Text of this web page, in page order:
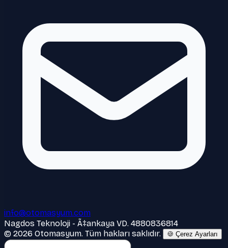
info@otomasyum.com
Nagdos Teknoloji - Ã‡ankaya VD. 4880836814
© 2026 Otomasyum. Tüm hakları saklıdır.
🍪 Çerez Ayarları